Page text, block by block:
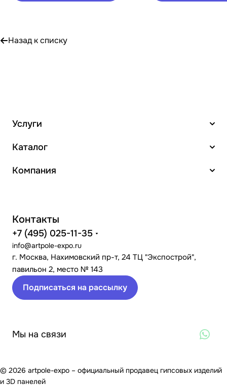
Назад к списку
Услуги
Каталог
Компания
Контакты
+7 (495) 025-11-35
info@artpole-expo.ru
г. Москва, Нахимовский пр-т, 24 ТЦ "Экспострой",
павильон 2, место № 143
Подписаться на рассылку
Мы на связи
© 2026 artpole-expo – официальный продавец гипсовых изделий
и 3D панелей